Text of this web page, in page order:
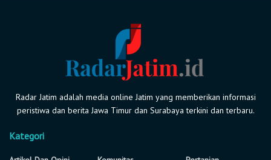
Radar Jatim adalah media online Jatim yang memberikan informasi
peristiwa dan berita Jawa Timur dan Surabaya terkini dan terbaru.
Kategori